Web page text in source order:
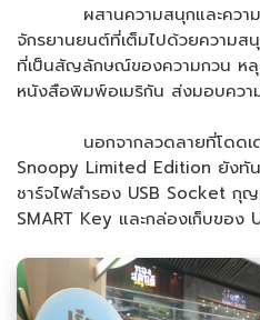
ผสานความสนุกและความก
จักรยานยนต์ที่เต็มไปด้วยความส
ที่เป็นสัญลักษณ์ของความกวน ห
หนังสือพิมพ์อเมริกัน ส่งมอบคว
นอกจากลวดลายที่โดดเด่
Snoopy Limited Edition ยังทั
ชาร์จไฟสำรอง USB Socket กุ
SMART Key และกล่องเก็บของ